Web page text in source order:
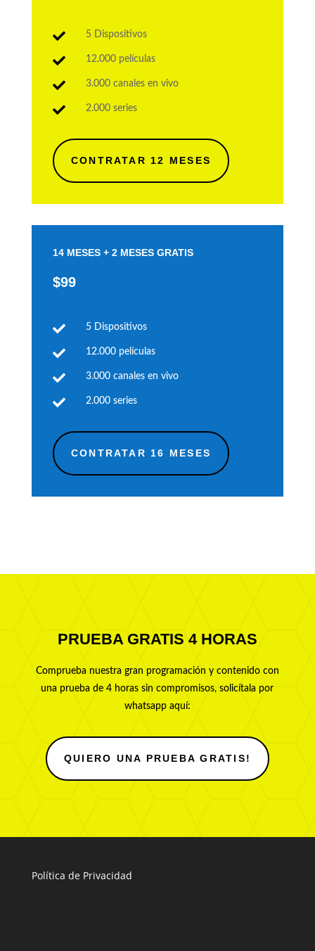
 5 Dispositivos
 12.000 películas
 3.000 canales en vivo
 2.000 series
CONTRATAR 12 MESES
14 MESES + 2 MESES GRATIS
$99
 5 Dispositivos
 12.000 películas
 3.000 canales en vivo
 2.000 series
CONTRATAR 16 MESES
PRUEBA GRATIS 4 HORAS
Comprueba nuestra gran programación y contenido con
una prueba de 4 horas sin compromisos, solicítala por
whatsapp aquí:
QUIERO UNA PRUEBA GRATIS!
Política de Privacidad